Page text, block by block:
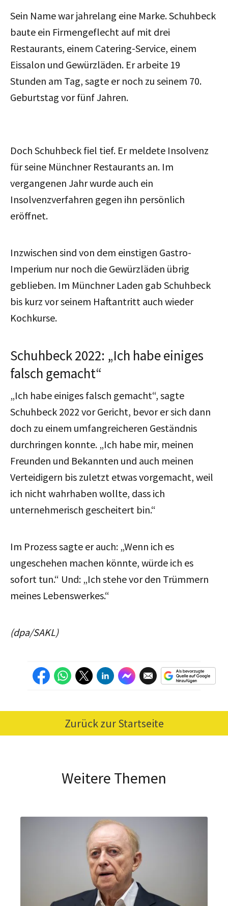
Sein Name war jahrelang eine Marke. Schuhbeck
baute ein Firmengeflecht auf mit drei
Restaurants, einem Catering-Service, einem
Eissalon und Gewürzläden. Er arbeite 19
Stunden am Tag, sagte er noch zu seinem 70.
Geburtstag vor fünf Jahren.
Doch Schuhbeck fiel tief. Er meldete Insolvenz
für seine Münchner Restaurants an. Im
vergangenen Jahr wurde auch ein
Insolvenzverfahren gegen ihn persönlich
eröffnet.
Inzwischen sind von dem einstigen Gastro-
Imperium nur noch die Gewürzläden übrig
geblieben. Im Münchner Laden gab Schuhbeck
bis kurz vor seinem Haftantritt auch wieder
Kochkurse.
Schuhbeck 2022: „Ich habe einiges
falsch gemacht“
„Ich habe einiges falsch gemacht“, sagte
Schuhbeck 2022 vor Gericht, bevor er sich dann
doch zu einem umfangreicheren Geständnis
durchringen konnte. „Ich habe mir, meinen
Freunden und Bekannten und auch meinen
Verteidigern bis zuletzt etwas vorgemacht, weil
ich nicht wahrhaben wollte, dass ich
unternehmerisch gescheitert bin.“
Im Prozess sagte er auch: „Wenn ich es
ungeschehen machen könnte, würde ich es
sofort tun.“ Und: „Ich stehe vor den Trümmern
meines Lebenswerkes.“
(dpa/SAKL)
Zurück zur Startseite
Weitere Themen